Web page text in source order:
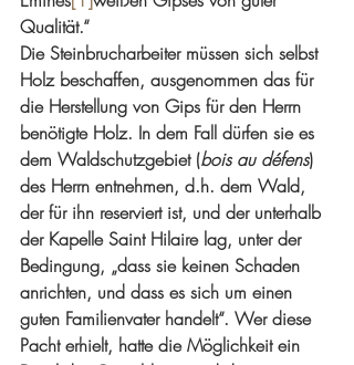
Qualität.“
Die Steinbrucharbeiter müssen sich selbst
Holz beschaffen, ausgenommen das für
die Herstellung von Gips für den Herrn
benötigte Holz. In dem Fall dürfen sie es
dem Waldschutzgebiet (bois au défens)
des Herrn entnehmen, d.h. dem Wald,
der für ihn reserviert ist, und der unterhalb
der Kapelle Saint Hilaire lag, unter der
Bedingung, „dass sie keinen Schaden
anrichten, und dass es sich um einen
guten Familienvater handelt“. Wer diese
Pacht erhielt, hatte die Möglichkeit ein